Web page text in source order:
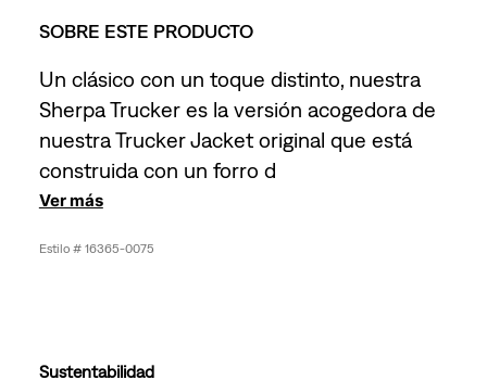
SOBRE ESTE PRODUCTO
Un clásico con un toque distinto, nuestra
Sherpa Trucker es la versión acogedora de
nuestra Trucker Jacket original que está
construida con un forro d
Ver más
16365-0075
Sustentabilidad